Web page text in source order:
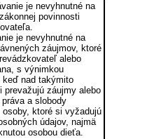
je nevyhnutné na
povinnosti
je nevyhnutné na
záujmov, ktoré
alebo
s výnimkou
keď nad takýmito
prevažujú záujmy alebo
a slobody
osoby, ktoré si vyžadujú
údajov, najmä
osobou dieťa.